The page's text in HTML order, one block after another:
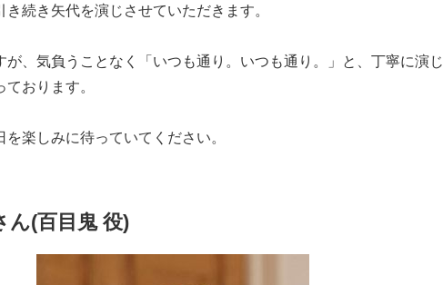
き続き矢代を演じさせていただきます。
が、気負うことなく「いつも通り。いつも通り。」と、丁寧に演じ
おります。
を楽しみに待っていてください。
ん(百目鬼 役)